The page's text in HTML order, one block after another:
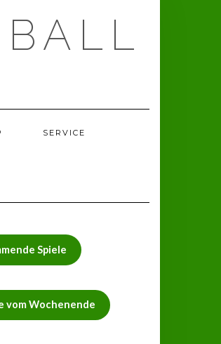
SERVICE
Spiele
vom Wochenende